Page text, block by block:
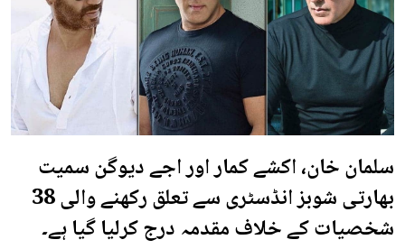
سلمان خان، اکشے کمار اور اجے دیوگن سمیت
بھارتی شوبز انڈسٹری سے تعلق رکھنے والی 38
شخصیات کے خلاف مقدمہ درج کرلیا گیا ہے۔